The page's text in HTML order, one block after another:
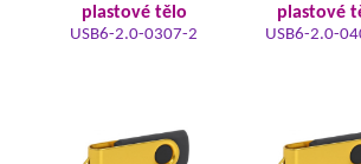
plastové tělo
USB6-2.0-0307-2
plastové
USB6-2.0-